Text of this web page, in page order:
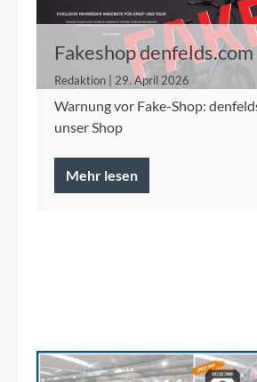
Fakeshop denfelds.com
Redaktion | 29. April 2026
Warnung vor Fake-Shop:
unser Shop
Mehr lesen